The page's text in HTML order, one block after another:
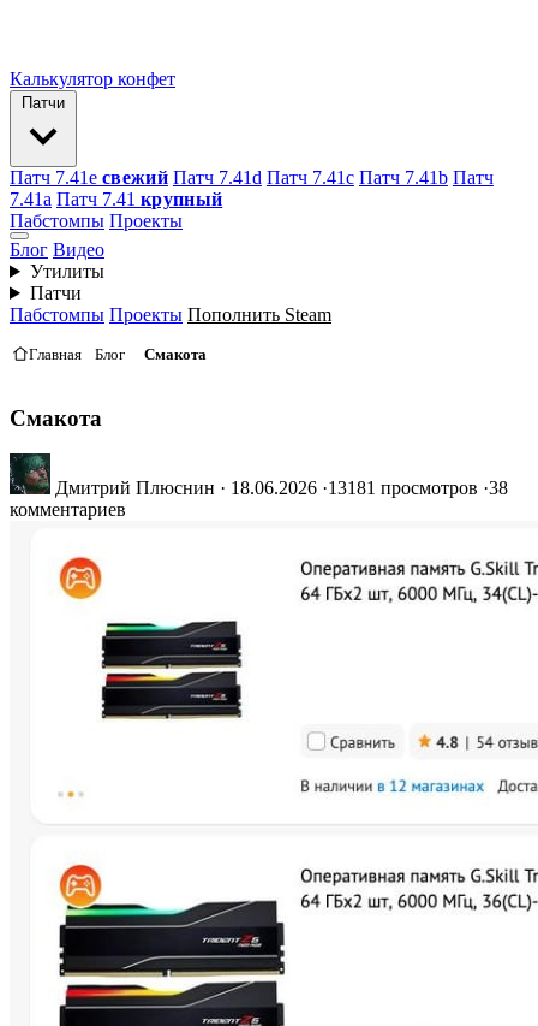
Калькулятор конфет
Патчи
Патч 7.41e свежий Патч 7.41d Патч 7.41c Патч 7.41b Патч
7.41а Патч 7.41 крупный
Пабстомпы Проекты
Блог Видео
Утилиты
Патчи
Пабстомпы Проекты Пополнить Steam
Главная Блог Смакота
Смакота
Дмитрий Плюснин · 18.06.2026 ·13181 просмотров ·38
комментариев